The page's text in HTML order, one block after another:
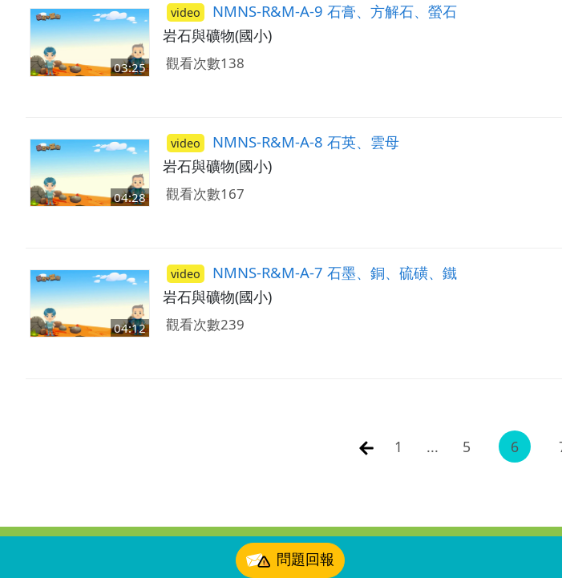
03:25
video NMNS-R&M-A-9 石膏、方解石、螢石
岩石與礦物(國小)
觀看次數138
04:28
video NMNS-R&M-A-8 石英、雲母
岩石與礦物(國小)
觀看次數167
04:12
video NMNS-R&M-A-7 石墨、銅、硫磺、鐵
岩石與礦物(國小)
觀看次數239
1 ... 5 6
問題回報